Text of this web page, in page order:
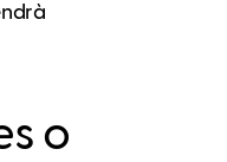
o